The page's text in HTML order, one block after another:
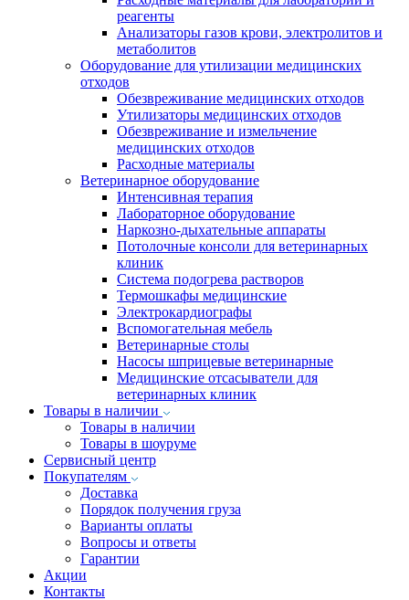
реагенты
Анализаторы газов крови, электролитов и
метаболитов
Оборудование для утилизации медицинских
отходов
Обезвреживание медицинских отходов
Утилизаторы медицинских отходов
Обезвреживание и измельчение
медицинских отходов
Расходные материалы
Ветеринарное оборудование
Интенсивная терапия
Лабораторное оборудование
Наркозно-дыхательные аппараты
Потолочные консоли для ветеринарных
клиник
Система подогрева растворов
Термошкафы медицинские
Электрокардиографы
Вспомогательная мебель
Ветеринарные столы
Насосы шприцевые ветеринарные
Медицинские отсасыватели для
ветеринарных клиник
Товары в наличии
Товары в наличии
Товары в шоуруме
Сервисный центр
Покупателям
Доставка
Порядок получения груза
Варианты оплаты
Вопросы и ответы
Гарантии
Акции
Контакты